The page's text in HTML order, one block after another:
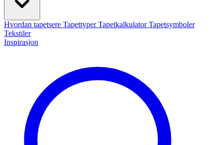
Hvordan tapetsere TapettyperTapetkalkulatorTapetsymboler
Tekstiler
Inspirasjon